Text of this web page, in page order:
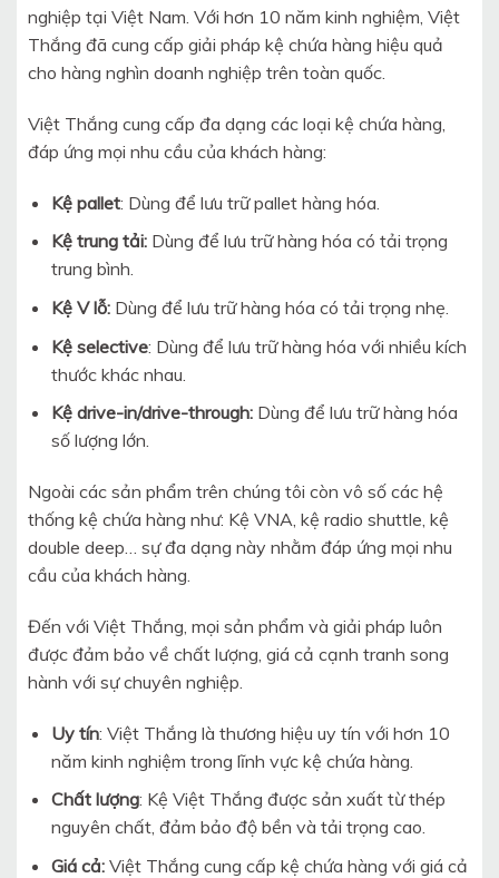
nghiệp tại Việt Nam. Với hơn 10 năm kinh nghiệm, Việt
Thắng đã cung cấp giải pháp kệ chứa hàng hiệu quả
cho hàng nghìn doanh nghiệp trên toàn quốc.
Việt Thắng cung cấp đa dạng các loại kệ chứa hàng,
đáp ứng mọi nhu cầu của khách hàng:
Kệ pallet: Dùng để lưu trữ pallet hàng hóa.
Kệ trung tải:Dùng để lưu trữ hàng hóa có tải trọng
trung bình.
Kệ V lỗ:Dùng để lưu trữ hàng hóa có tải trọng nhẹ.
Kệ selective: Dùng để lưu trữ hàng hóa với nhiều kích
thước khác nhau.
Kệ drive-in/drive-through:Dùng để lưu trữ hàng hóa
số lượng lớn.
Ngoài các sản phẩm trên chúng tôi còn vô số các hệ
thống kệ chứa hàng như: Kệ VNA, kệ radio shuttle, kệ
double deep… sự đa dạng này nhằm đáp ứng mọi nhu
cầu của khách hàng.
Đến với Việt Thắng, mọi sản phẩm và giải pháp luôn
được đảm bảo về chất lượng, giá cả cạnh tranh song
hành với sự chuyên nghiệp.
Uy tín: Việt Thắng là thương hiệu uy tín với hơn 10
năm kinh nghiệm trong lĩnh vực kệ chứa hàng.
Chất lượng: Kệ Việt Thắng được sản xuất từ thép
nguyên chất, đảm bảo độ bền và tải trọng cao.
Giá cả:Việt Thắng cung cấp kệ chứa hàng với giá cả